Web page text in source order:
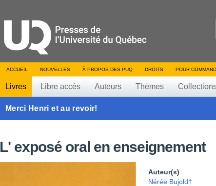
ACCUEIL NOUVELLES À PROPOS DES PUQ DROITS POUR
Livres Libre accès Auteurs Thèmes
Merci Henri et au revoir!
L' exposé oral en enseignement
Auteur(s)
Nérée Bujold†